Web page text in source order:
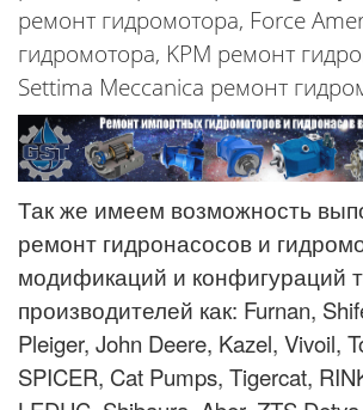
ремонт гидромотора, Force
гидромотора, KPM ремонт
Settima Meccanica ремонт
Так же имеем возможность
ремонт гидронасосов и
модификаций и конфигураций
производителей как: Furnan,
Pleiger, John Deere, Kazel, Vivoil,
SPICER, Cat Pumps, Tigercat,